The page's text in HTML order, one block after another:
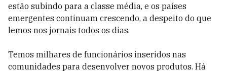
estão subindo para a classe média, e os paí­ses
emergentes continuam crescendo, a despeito do que
lemos nos jornais todos os dias.
Temos milhares de funcionários inseridos nas
comunidades para desenvolver novos produtos. Há